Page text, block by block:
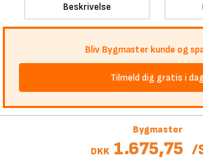
Beskrivelse
Bliv Bygmaster kunde og
Tilmeld dig gratis i dag
Bygmaster
DKK 1.675,75 /